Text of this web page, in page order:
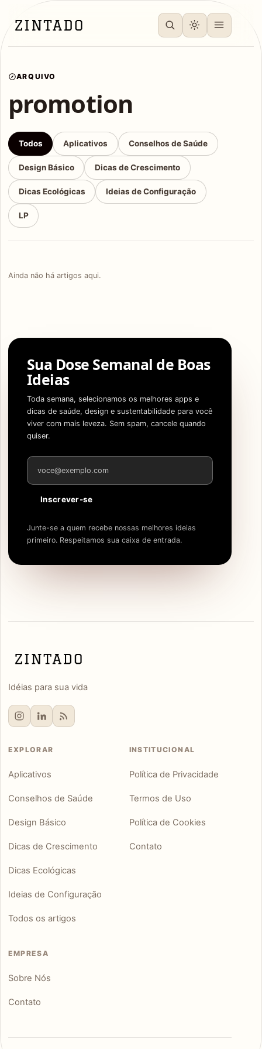
ARQUIVO
promotion
Todos Aplicativos Conselhos de Saúde
Design Básico Dicas de Crescimento
Dicas Ecológicas Ideias de Configuração
LP
Ainda não há artigos aqui.
Sua Dose Semanal de Boas
Ideias
Toda semana, selecionamos os melhores apps e
dicas de saúde, design e sustentabilidade para você
viver com mais leveza. Sem spam, cancele quando
quiser.
Endereço de e-mail
Inscrever-se
Junte-se a quem recebe nossas melhores ideias
primeiro. Respeitamos sua caixa de entrada.
Idéias para sua vida
EXPLORAR
Aplicativos
Conselhos de Saúde
Design Básico
Dicas de Crescimento
Dicas Ecológicas
Ideias de Configuração
Todos os artigos
INSTITUCIONAL
Política de Privacidade
Termos de Uso
Política de Cookies
Contato
EMPRESA
Sobre Nós
Contato